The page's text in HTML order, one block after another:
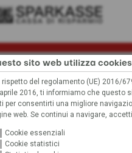
non
delle tue impostazioni,
sito web utilizza cookies
rispetto del regolamento (UE) 2016/
2016, ti informiamo che questo
per consentirti una migliore
web. Se continui a navigare,
Cookie essenziali
Cookie statistici